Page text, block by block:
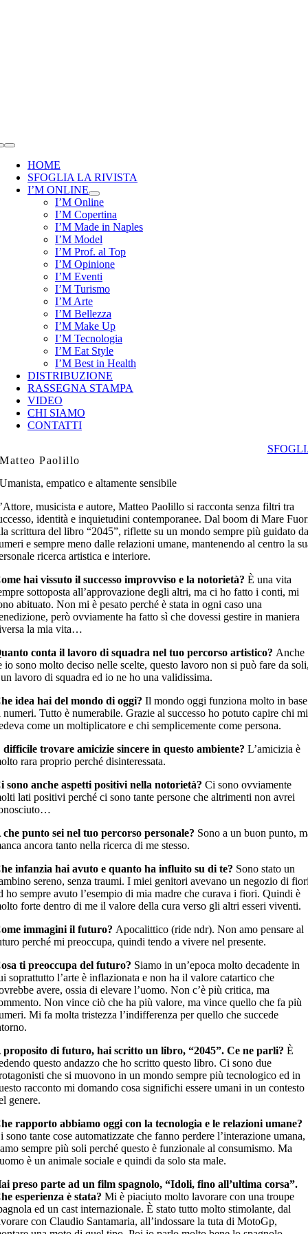
HOME
SFOGLIA LA RIVISTA
I’M ONLINE
I’M Online
I’M Copertina
I’M Made in Naples
I’M Model
I’M Prof. al Top
I’M Opinione
I’M Eventi
I’M Turismo
I’M Arte
I’M Bellezza
I’M Make Up
I’M Tecnologia
I’M Eat Style
I’M Best in Health
DISTRIBUZIONE
RASSEGNA STAMPA
VIDEO
CHI SIAMO
CONTATTI
Matteo Paolillo
Umanista, empatico e altamente sensibile
musicista e autore, Matteo Paolillo si racconta senza filtri tra
identità e inquietudini contemporanee. Dal boom di Mare
scrittura del libro “2045”, riflette su un mondo sempre più guidato
e sempre meno dalle relazioni umane, mantenendo al centro la
ricerca artistica e interiore.
hai vissuto il successo improvviso e la notorietà?È una vita
sottoposta all’approvazione degli altri, ma ci ho fatto i conti, mi
abituato. Non mi è pesato perché è stata in ogni caso una
però ovviamente ha fatto sì che dovessi gestire in maniera
la mia vita…
conta il lavoro di squadra nel tuo percorso artistico? Anche
io sono molto deciso nelle scelte, questo lavoro non si può fare da
lavoro di squadra ed io ne ho una validissima.
idea hai del mondo di oggi?Il mondo oggi funziona molto in base
numeri. Tutto è numerabile. Grazie al successo ho potuto capire chi mi
come un moltiplicatore e chi semplicemente come persona.
difficile trovare amicizie sincere in questo ambiente?L’amicizia è
rara proprio perché disinteressata.
sono anche aspetti positivi nella notorietà?Ci sono ovviamente
lati positivi perché ci sono tante persone che altrimenti non avrei
che punto sei nel tuo percorso personale? Sono a un buon punto,
ancora tanto nella ricerca di me stesso.
infanzia hai avuto e quanto ha influito su di te? Sono stato un
sereno, senza traumi. I miei genitori avevano un negozio di
ho sempre avuto l’esempio di mia madre che curava i fiori. Quindi è
forte dentro di me il valore della cura verso gli altri esseri viventi.
immagini il futuro? Apocalittico (ride ndr). Non amo pensare al
perché mi preoccupa, quindi tendo a vivere nel presente.
ti preoccupa del futuro? Siamo in un’epoca molto decadente in
soprattutto l’arte è inflazionata e non ha il valore catartico che
avere, ossia di elevare l’uomo. Non c’è più critica, ma
Non vince ciò che ha più valore, ma vince quello che fa più
Mi fa molta tristezza l’indifferenza per quello che succede
proposito di futuro, hai scritto un libro, “2045”. Ce ne parli?È
questo andazzo che ho scritto questo libro. Ci sono due
che si muovono in un mondo sempre più tecnologico ed in
racconto mi domando cosa significhi essere umani in un contesto
genere.
rapporto abbiamo oggi con la tecnologia e le relazioni umane?
sono tante cose automatizzate che fanno perdere l’interazione umana,
sempre più soli perché questo è funzionale al consumismo. Ma
è un animale sociale e quindi da solo sta male.
preso parte ad un film spagnolo, “Idoli, fino all’ultima corsa”.
esperienza è stata?Mi è piaciuto molto lavorare con una troupe
ed un cast internazionale. È stato tutto molto stimolante, dal
con Claudio Santamaria, all’indossare la tuta di MotoGp,